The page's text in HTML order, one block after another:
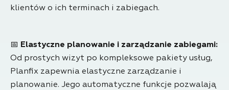
klientów o ich terminach i zabiegach.
📅 Elastyczne planowanie i zarządzanie zabiegami:
Od prostych wizyt po kompleksowe pakiety usług,
Planfix zapewnia elastyczne zarządzanie i
planowanie. Jego automatyczne funkcje pozwalają